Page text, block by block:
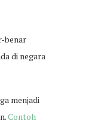
benar
di negara
menjadi
Contoh